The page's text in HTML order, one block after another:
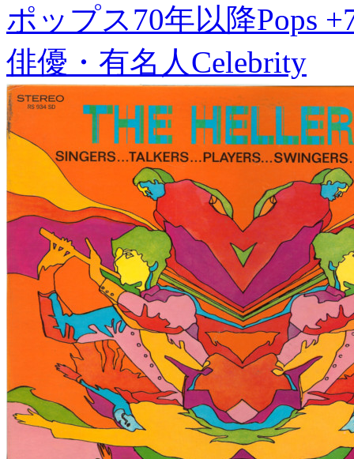
ポップス70年以降Pops
俳優・有名人Celebrity